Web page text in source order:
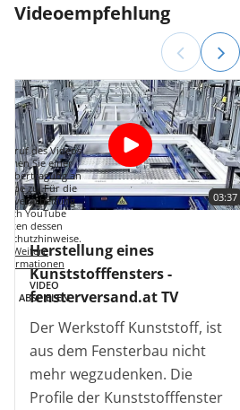
Videoempfehlung
des Videos
Sie einer
an
zu. Für die
YouTube
dessen
Weitere
VIDEO
ABSPIELEN
03:37
Herstellung eines
Kunststofffensters -
fensterversand.at TV
Der Werkstoff Kunststoff, ist
aus dem Fensterbau nicht
mehr wegzudenken. Die
Profile der Kunststofffenster